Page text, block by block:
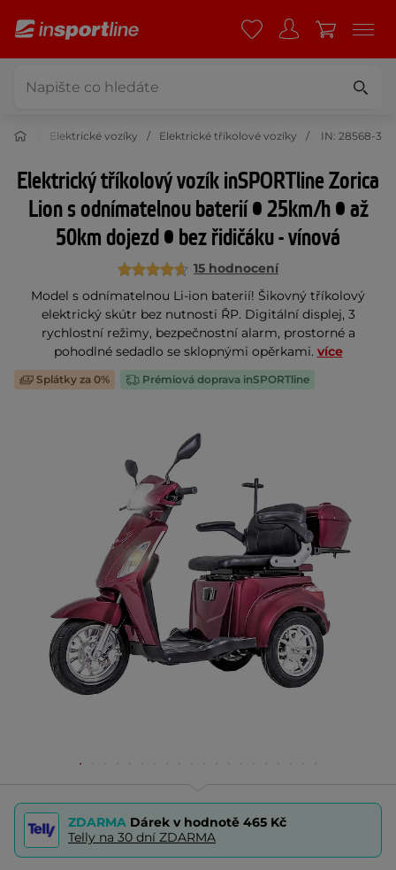
Elektrické vozíky Elektrické tříkolové vozíky IN: 28568-3
Elektrický tříkolový vozík inSPORTline Zorica
Lion s odnímatelnou baterií • 25km/h • až
50km dojezd • bez řidičáku - vínová
15 hodnocení
Model s odnímatelnou Li-ion baterií! Šikovný tříkolový
elektrický skútr bez nutnosti ŘP. Digitální displej, 3
rychlostní režimy, bezpečnostní alarm, prostorné a
pohodlné sedadlo se sklopnými opěrkami. více
Splátky za 0% Prémiová doprava inSPORTline
ZDARMA Dárek v hodnotě 465 Kč
Telly na 30 dní ZDARMA